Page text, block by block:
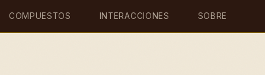
COMPUESTOS INTERACCIONES SOBRE